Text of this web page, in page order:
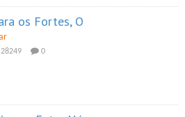
os Fortes, O
28249 0